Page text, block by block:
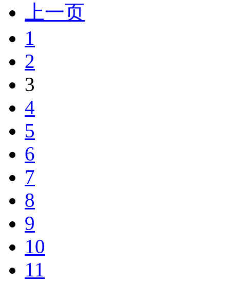
上一页
1
2
3
4
5
6
7
8
9
10
11